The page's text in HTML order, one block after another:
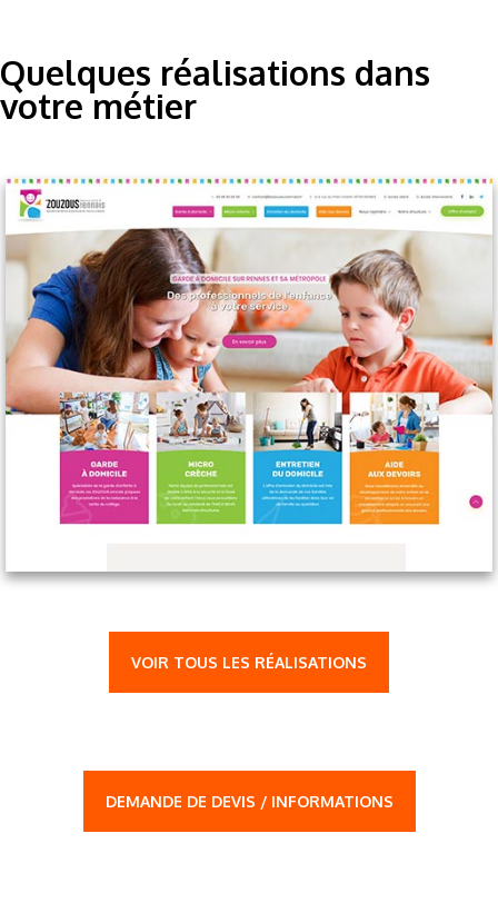
Quelques réalisations dans
votre métier
VOIR TOUS LES RÉALISATIONS
DEMANDE DE DEVIS / INFORMATIONS